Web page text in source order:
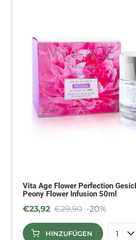
Vita Age Flower Perfection
Peony Flower Infusion 50ml
€23,92 €29,90 -20%
HINZUFÜGEN